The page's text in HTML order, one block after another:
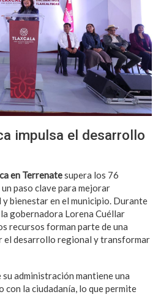
impulsa el desarrollo
en Terrenatesupera los 76
paso clave para mejorar
bienestar en el municipio. Durante
gobernadora Lorena Cuéllar
recursos forman parte de una
desarrollo regional y transformar
administración mantiene una
la ciudadanía, lo que permite